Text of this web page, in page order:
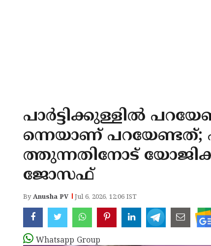
പാര്‍ട്ടിക്കുള്ളില്‍
ന്നെയാണ് പറയേണ്ടത്;
ത്തുന്നതിനോട്
ജോസഫ്
ByAnusha PV Jul 6, 2026, 12:06 IST
Whatsapp Group